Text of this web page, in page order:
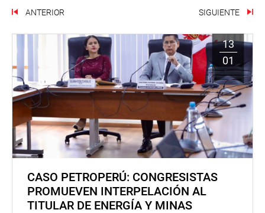
ANTERIOR SIGUIENTE
13
01
CASO PETROPERÚ: CONGRESISTAS
PROMUEVEN INTERPELACIÓN AL
TITULAR DE ENERGÍA Y MINAS